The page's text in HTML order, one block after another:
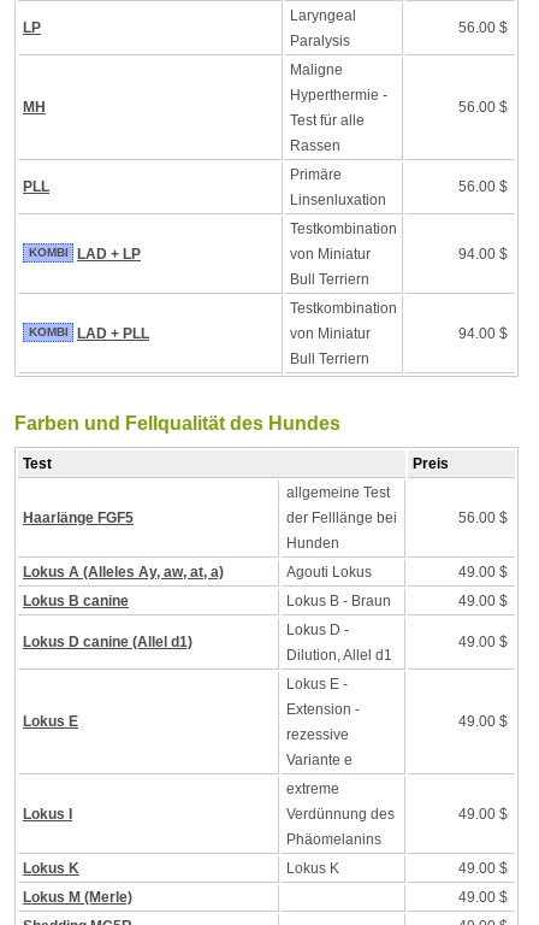
LP
Laryngeal
Paralysis
56.00 $
MH
Maligne
Hyperthermie -
Test für alle
Rassen
56.00 $
PLL
Primäre
Linsenluxation
56.00 $
KOMBI LAD + LP
Testkombination
von Miniatur
Bull Terriern
94.00 $
KOMBI LAD + PLL
Testkombination
von Miniatur
Bull Terriern
94.00 $
Farben und Fellqualität des Hundes
Test Preis
Haarlänge FGF5
allgemeine Test
der Felllänge bei
Hunden
56.00 $
Lokus A (Alleles Ay, aw, at, a) Agouti Lokus
49.00 $
Lokus B canine
Lokus B - Braun 49.00 $
Lokus D canine (Allel d1)
Lokus D -
Dilution, Allel d1
49.00 $
Lokus E
Lokus E -
Extension -
rezessive
Variante e
49.00 $
Lokus I
extreme
Verdünnung des
Phäomelanins
49.00 $
Lokus K Lokus K
49.00 $
Lokus M (Merle)
49.00 $